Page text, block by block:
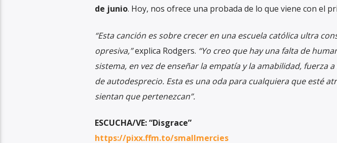
de junio. Hoy, nos ofrece una probada de lo que viene con el
“Esta canción es sobre crecer en una escuela católica ultra
opresiva,”explica Rodgers. “Yo creo que hay una falta de
sistema, en vez de enseñar la empatía y la amabilidad, fuerza
de autodesprecio. Esta es una oda para cualquiera que esté
sientan que pertenezcan”.
ESCUCHA/VE: “Disgrace”
https://pixx.ffm.to/smallmercies